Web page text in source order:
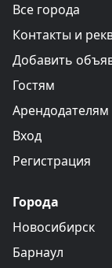
Все города
Контакты и
Добавить
Гостям
Арендодателям
Вход
Регистрация
Города
Новосибирск
Барнаул